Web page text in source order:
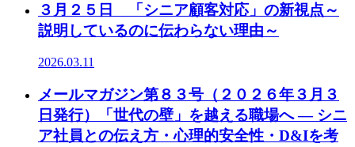
３月２５日 「シニア顧客対応」の新視点～
説明しているのに伝わらない理由～
2026.03.11
メールマガジン第８３号（２０２６年３月３
日発行）「世代の壁」を越える職場へ ― シニ
ア社員との伝え方・心理的安全性・D&Iを考